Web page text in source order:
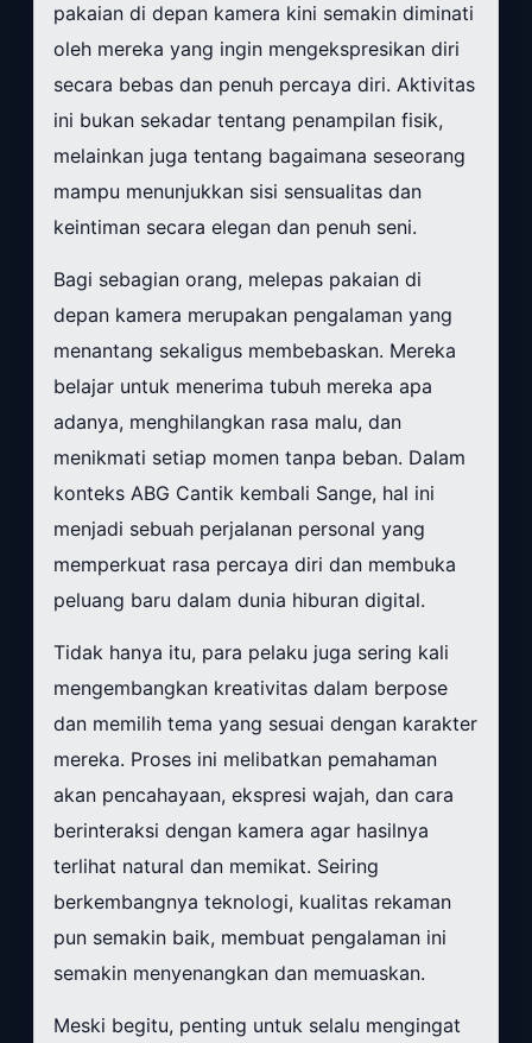
pakaian di depan kamera kini semakin diminati
oleh mereka yang ingin mengekspresikan diri
secara bebas dan penuh percaya diri. Aktivitas
ini bukan sekadar tentang penampilan fisik,
melainkan juga tentang bagaimana seseorang
mampu menunjukkan sisi sensualitas dan
keintiman secara elegan dan penuh seni.
Bagi sebagian orang, melepas pakaian di
depan kamera merupakan pengalaman yang
menantang sekaligus membebaskan. Mereka
belajar untuk menerima tubuh mereka apa
adanya, menghilangkan rasa malu, dan
menikmati setiap momen tanpa beban. Dalam
konteks ABG Cantik kembali Sange, hal ini
menjadi sebuah perjalanan personal yang
memperkuat rasa percaya diri dan membuka
peluang baru dalam dunia hiburan digital.
Tidak hanya itu, para pelaku juga sering kali
mengembangkan kreativitas dalam berpose
dan memilih tema yang sesuai dengan karakter
mereka. Proses ini melibatkan pemahaman
akan pencahayaan, ekspresi wajah, dan cara
berinteraksi dengan kamera agar hasilnya
terlihat natural dan memikat. Seiring
berkembangnya teknologi, kualitas rekaman
pun semakin baik, membuat pengalaman ini
semakin menyenangkan dan memuaskan.
Meski begitu, penting untuk selalu mengingat